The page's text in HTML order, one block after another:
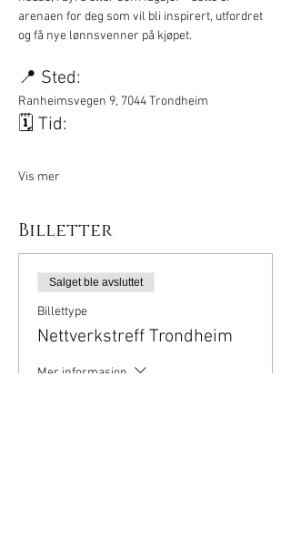
arenaen for deg som vil bli inspirert, utfordret
og få nye lønnsvenner på kjøpet.
📍 Sted:
Ranheimsvegen 9, 7044 Trondheim
🗓️ Tid:
Vis mer
Billetter
Salget ble avsluttet
Billettype
Nettverkstreff Trondheim
Mer informasjon